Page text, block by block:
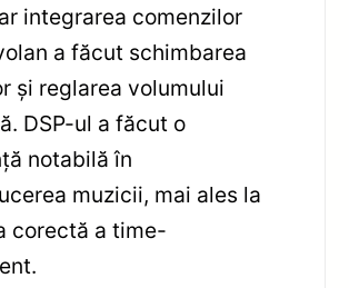
integrarea comenzilor
a făcut schimbarea
și reglarea volumului
DSP-ul a făcut o
notabilă în
muzicii, mai ales la
corectă a time-